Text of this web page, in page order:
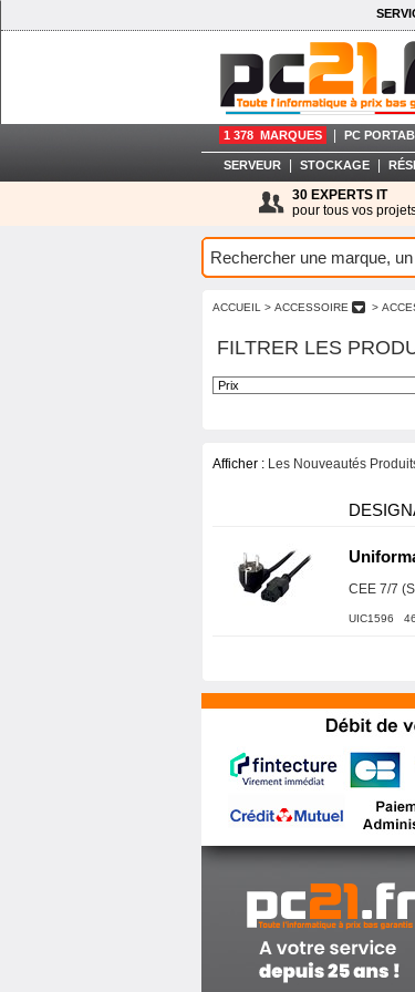
1 378 MARQUES PC
SERVEUR STOCKAGE
30 EXPERTS IT
pour tous vos
ACCUEIL > ACCESSOIRE >
FILTRER LES
Afficher : Les Nouveautés
CEE 7/7
UIC1596